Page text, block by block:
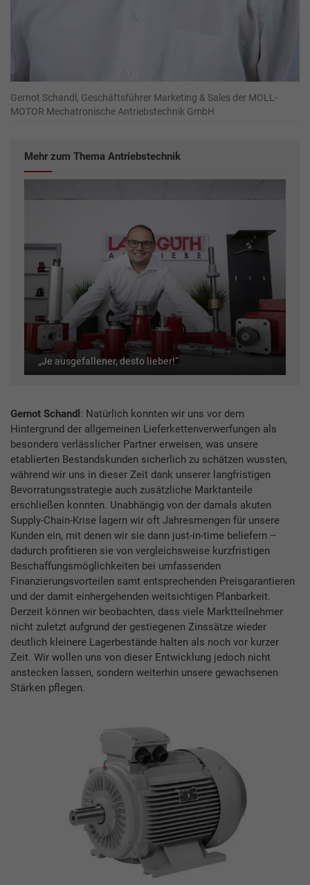
Gernot Schandl, Geschäftsführer Marketing & Sales der MOLL-
MOTOR Mechatronische Antriebstechnik GmbH
Mehr zum Thema Antriebstechnik
„Je ausgefallener, desto lieber!“
Gernot Schandl : Natürlich konnten wir uns vor dem
Hintergrund der allgemeinen Lieferkettenverwerfungen als
besonders verlässlicher Partner erweisen, was unsere
etablierten Bestandskunden sicherlich zu schätzen wussten,
während wir uns in dieser Zeit dank unserer langfristigen
Bevorratungsstrategie auch zusätzliche Marktanteile
erschließen konnten. Unabhängig von der damals akuten
Supply-Chain-Krise lagern wir oft Jahresmengen für unsere
Kunden ein, mit denen wir sie dann just-in-time beliefern –
dadurch profitieren sie von vergleichsweise kurzfristigen
Beschaffungsmöglichkeiten bei umfassenden
Finanzierungsvorteilen samt entsprechenden Preisgarantieren
und der damit einhergehenden weitsichtigen Planbarkeit.
Derzeit können wir beobachten, dass viele Marktteilnehmer
nicht zuletzt aufgrund der gestiegenen Zinssätze wieder
deutlich kleinere Lagerbestände halten als noch vor kurzer
Zeit. Wir wollen uns von dieser Entwicklung jedoch nicht
anstecken lassen, sondern weiterhin unsere gewachsenen
Stärken pflegen.